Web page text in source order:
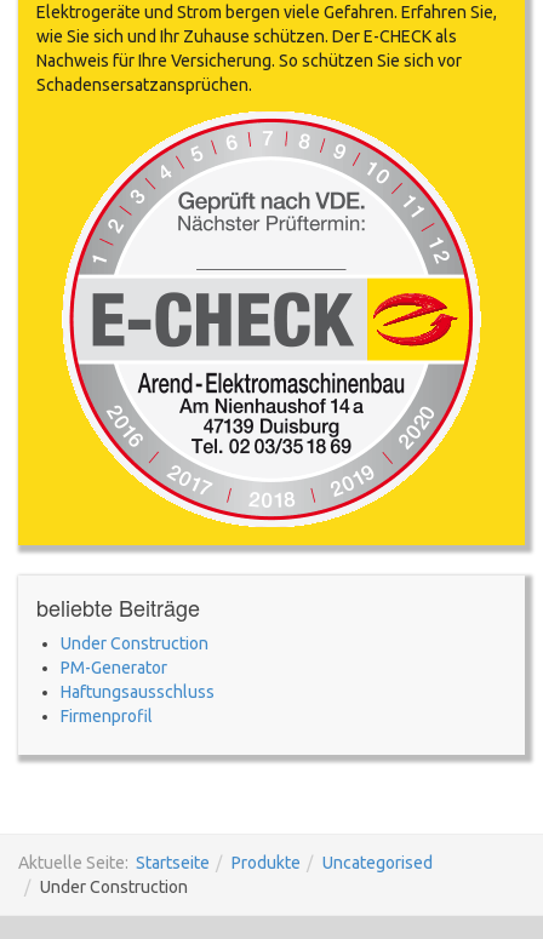
Elektrogeräte und Strom bergen viele Gefahren. Erfahren Sie,
wie Sie sich und Ihr Zuhause schützen. Der E-CHECK als
Nachweis für Ihre Versicherung. So schützen Sie sich vor
Schadensersatzansprüchen.
beliebte Beiträge
Under Construction
PM-Generator
Haftungsausschluss
Firmenprofil
Aktuelle Seite: Startseite Produkte
Uncategorised
Under Construction